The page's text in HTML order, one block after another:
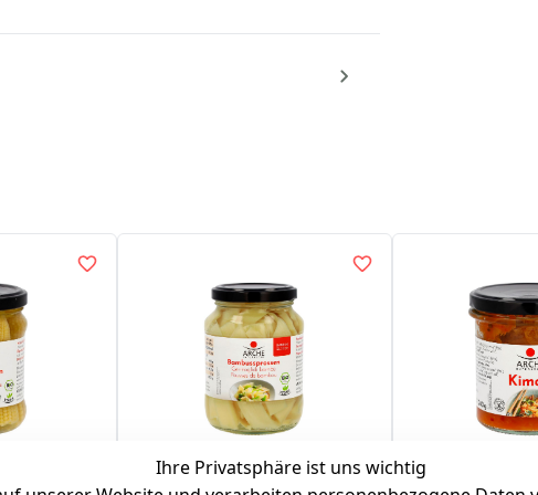
Bambussprossen Kimchi
Ihre Privatsphäre ist uns wichtig